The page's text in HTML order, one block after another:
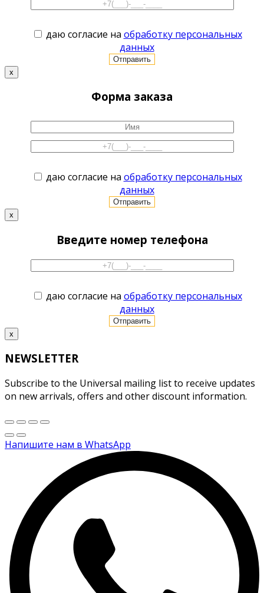
даю согласие на обработку персональных
данных
x
Форма заказа
даю согласие на обработку персональных
данных
x
Введите номер телефона
даю согласие на обработку персональных
данных
x
NEWSLETTER
Subscribe to the Universal mailing list to receive updates
on new arrivals, offers and other discount information.
Напишите нам в WhatsApp